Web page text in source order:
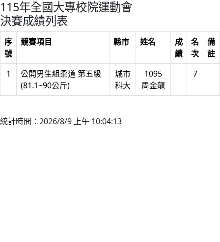
115年全國大專校院運動會
決賽成績列表
序
號
競賽項目 縣市 姓名
成
績
名
次
備
註
1
公開男生組柔道 第五級
(81.1~90公斤)
城市
科大
1095
周金龍
7
統計時間：2026/8/9 上午 10:04:13